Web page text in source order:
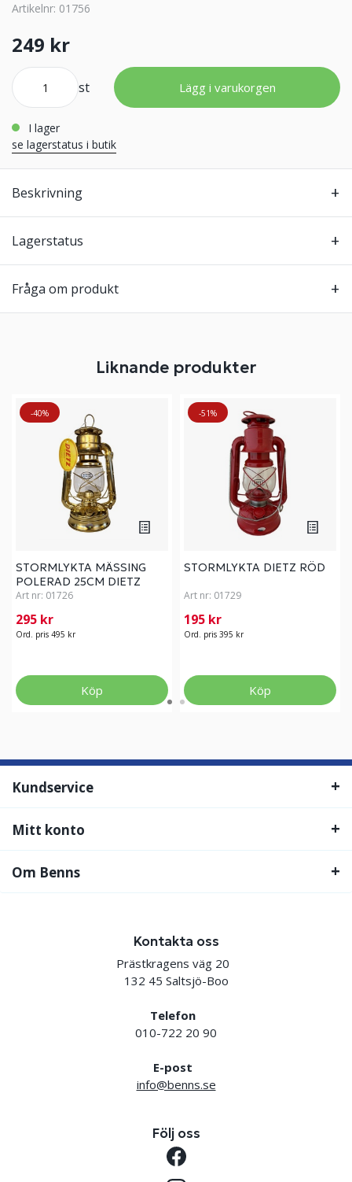
Artikelnr: 01756
249 kr
st Lägg i varukorgen
i lager
se lagerstatus i butik
Beskrivning
Lagerstatus
Fråga om produkt
Liknande produkter
-40%
STORMLYKTA MÄSSING
POLERAD 25CM DIETZ
Art nr: 01726
295 kr
Ord. pris 495 kr
Köp
-51%
STORMLYKTA DIETZ RÖD
Art nr: 01729
195 kr
Ord. pris 395 kr
Köp
Kundservice
Mitt konto
Om Benns
Kontakta oss
Prästkragens väg 20
132 45 Saltsjö-Boo
Telefon
010-722 20 90
E-post
info@benns.se
Följ oss